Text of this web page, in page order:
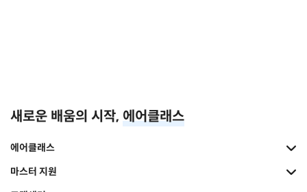
새로운 배움의 시작, 에어클래스
에어클래스
마스터 지원